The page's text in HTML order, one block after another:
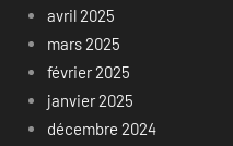
avril 2025
mars 2025
février 2025
janvier 2025
décembre 2024